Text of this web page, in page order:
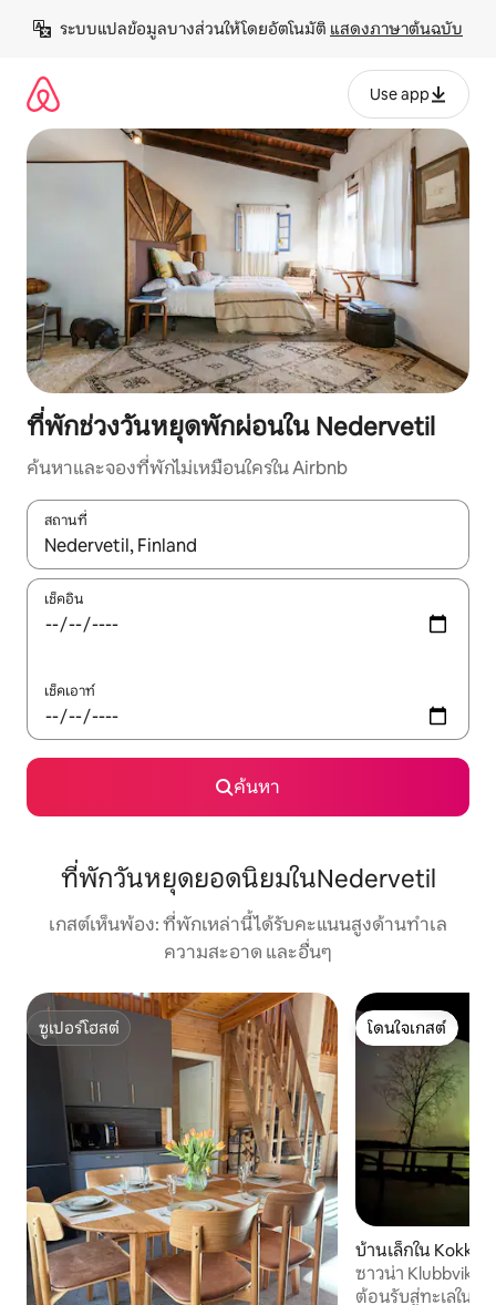
เนื้อหา
ระบบแปลข้อมูลบางส่วนให้โดยอัตโนมัติ แสดงภาษาต้นฉบับ
Use app
ที่พักช่วงวันหยุดพักผ่อนใน Nedervetil
ค้นหาและจองที่พักไม่เหมือนใครใน Airbnb
สถานที่
ใช้ลูกศรขึ้นลง หรือใช้การสัมผัสหรือปัด เพื่อสำรวจผลการค้นหา
เช็คอิน
เช็คเอาท์
ค้นหา
ที่พักวันหยุดยอดนิยมในNedervetil
เกสต์เห็นพ้อง: ที่พักเหล่านี้ได้รับคะแนนสูงด้านทำเล
ความสะอาด และอื่นๆ
ซูเปอร์โฮสต์
ซูเปอร์โฮสต์
โดนใจเกสต์
โดนใจเกสต์
บ้านเล็กใน Kokkola
ซาวน่า
ต้อนรับสู่ทะเลใน